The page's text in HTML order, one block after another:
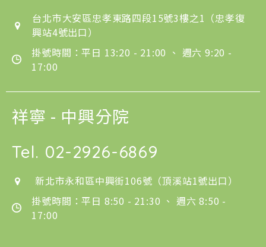
台北市大安區忠孝東路四段15號3樓之1（忠孝復
興站4號出口）
掛號時間：平日 13:20 - 21:00 、 週六 9:20 -
17:00
祥寧 - 中興分院
Tel. 02-2926-6869
新北市永和區中興街106號（頂溪站1號出口）
掛號時間：平日 8:50 - 21:30 、 週六 8:50 -
17:00